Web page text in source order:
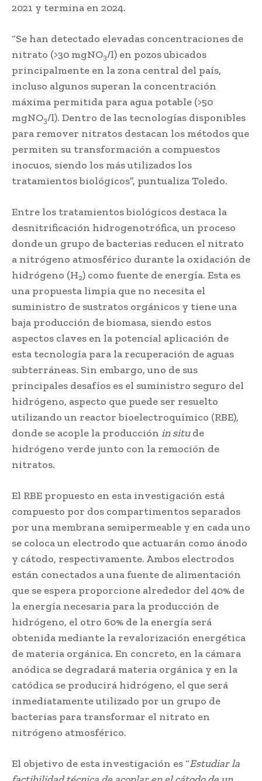
2021 y termina en 2024.
“Se han detectado elevadas concentraciones de
nitrato (>30 mgNO3/l) en pozos ubicados
principalmente en la zona central del país,
incluso algunos superan la concentración
máxima permitida para agua potable (>50
mgNO3/l). Dentro de las tecnologías disponibles
para remover nitratos destacan los métodos que
permiten su transformación a compuestos
inocuos, siendo los más utilizados los
tratamientos biológicos”, puntualiza Toledo.
Entre los tratamientos biológicos destaca la
desnitrificación hidrogenotrófica, un proceso
donde un grupo de bacterias reducen el nitrato
a nitrógeno atmosférico durante la oxidación de
hidrógeno (H2) como fuente de energía. Esta es
una propuesta limpia que no necesita el
suministro de sustratos orgánicos y tiene una
baja producción de biomasa, siendo estos
aspectos claves en la potencial aplicación de
esta tecnología para la recuperación de aguas
subterráneas. Sin embargo, uno de sus
principales desafíos es el suministro seguro del
hidrógeno, aspecto que puede ser resuelto
utilizando un reactor bioelectroquímico (RBE),
donde se acople la producción in situde
hidrógeno verde junto con la remoción de
nitratos.
El RBE propuesto en esta investigación está
compuesto por dos compartimentos separados
por una membrana semipermeable y en cada uno
se coloca un electrodo que actuarán como ánodo
y cátodo, respectivamente. Ambos electrodos
están conectados a una fuente de alimentación
que se espera proporcione alrededor del 40% de
la energía necesaria para la producción de
hidrógeno, el otro 60% de la energía será
obtenida mediante la revalorización energética
de materia orgánica. En concreto, en la cámara
anódica se degradará materia orgánica y en la
catódica se producirá hidrógeno, el que será
inmediatamente utilizado por un grupo de
bacterias para transformar el nitrato en
nitrógeno atmosférico.
El objetivo de esta investigación es “Estudiar la